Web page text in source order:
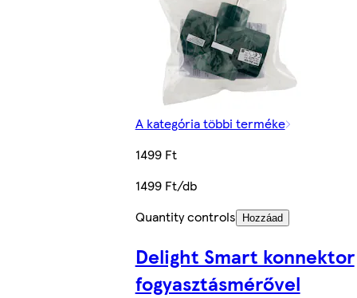
A kategória többi terméke
1499 Ft
1499 Ft/db
Quantity controls
Hozzáad
Delight Smart konnektor
fogyasztásmérővel